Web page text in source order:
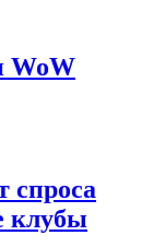
WoW
спроса
клубы